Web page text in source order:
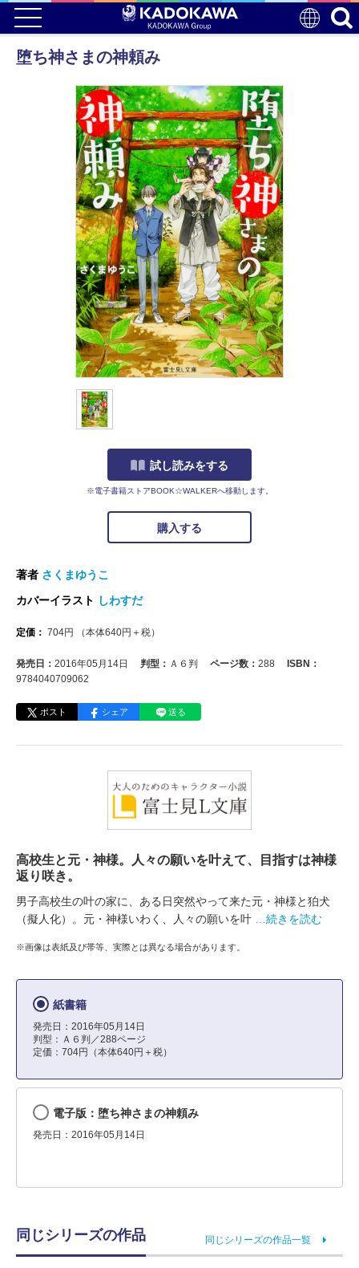
堕ち神さまの神頼み
試し読みをする
※電子書籍ストアBOOK☆WALKERへ移動します。
購入する
著者 さくまゆうこ
カバーイラスト しわすだ
定価： 704円 （本体640円＋税）
発売日： 2016年05月14日 判型： Ａ６判 ページ数： 288
ISBN：
9784040709062
ポスト シェア 送る
高校生と元・神様。人々の願いを叶えて、目指すは神様
返り咲き。
男子高校生の叶の家に、ある日突然やって来た元・神様と狛犬
（擬人化）。元・神様いわく、人々の願いを叶
…続きを読む
※画像は表紙及び帯等、実際とは異なる場合があります。
紙書籍
発売日：2016年05月14日
判型：Ａ６判／288ページ
定価：704円（本体640円＋税）
電子版：堕ち神さまの神頼み
発売日：2016年05月14日
同じシリーズの作品 同じシリーズの作品一覧